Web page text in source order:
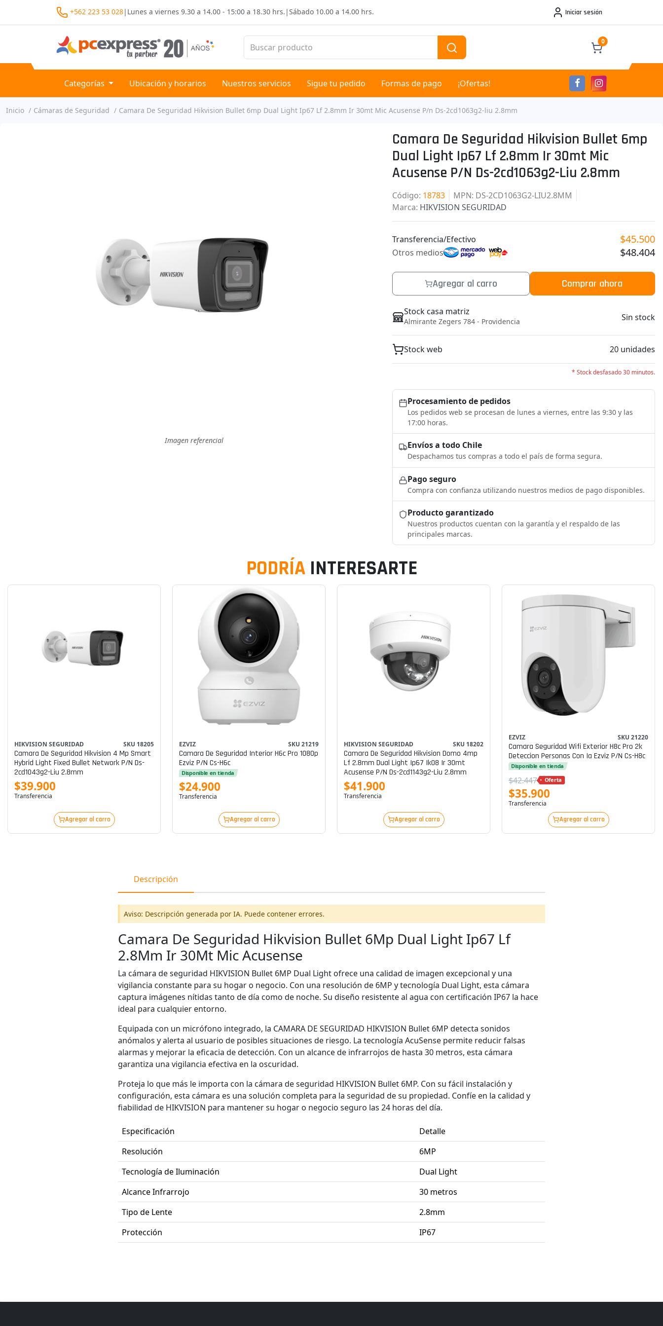
+562 223 53 028| Lunes a viernes 9.30 a 14.00 - 15:00 a 18.30 hrs. |Sábado 10.00 a 14.00 hrs. Iniciar sesión
0
Categorías Ubicación y horarios Nuestros servicios Sigue tu pedido Formas de pago ¡Ofertas!
Inicio Cámaras de Seguridad Camara De Seguridad Hikvision Bullet 6mp Dual Light Ip67 Lf 2.8mm Ir 30mt Mic Acusense P/n Ds-2cd1063g2-liu 2.8mm
Imagen referencial
Camara De Seguridad Hikvision Bullet 6mp
Dual Light Ip67 Lf 2.8mm Ir 30mt Mic
Acusense P/n Ds-2cd1063g2-Liu 2.8mm
Código: 18783 MPN: DS-2CD1063G2-LIU2.8MM
Marca: HIKVISION SEGURIDAD
Transferencia/Efectivo $45.500
Otros medios $48.404
Agregar al carro Comprar ahora
Stock casa matriz
Almirante Zegers 784 - Providencia Sin stock
Stock web 20 unidades
* Stock desfasado 30 minutos.
Procesamiento de pedidos
Los pedidos web se procesan de lunes a viernes, entre las 9:30 y las
17:00 horas.
Envíos a todo Chile
Despachamos tus compras a todo el país de forma segura.
Pago seguro
Compra con confianza utilizando nuestros medios de pago disponibles.
Producto garantizado
Nuestros productos cuentan con la garantía y el respaldo de las
principales marcas.
PODRÍAINTERESARTE
HIKVISION SEGURIDAD SKU 18205
Camara De Seguridad Hikvision 4 Mp Smart
Hybrid Light Fixed Bullet Network P/n Ds-
2cd1043g2-Liu 2.8mm
$39.900
Transferencia
Agregar al carro
EZVIZ SKU 21219
Camara De Seguridad Interior H6c Pro 1080p
Ezviz P/n Cs-H6c
Disponible en tienda
$24.900
Transferencia
Agregar al carro
HIKVISION SEGURIDAD SKU 18202
Camara De Seguridad Hikvision Domo 4mp
Lf 2.8mm Dual Light Ip67 Ik08 Ir 30mt
Acusense P/n Ds-2cd1143g2-Liu 2.8mm
$41.900
Transferencia
Agregar al carro
EZVIZ SKU 21220
Camara Seguridad Wifi Exterior H8c Pro 2k
Deteccion Personas Con Ia Ezviz P/n Cs-H8c
Disponible en tienda
$42.447 Oferta
$35.900
Transferencia
Agregar al carro
Descripción
Aviso: Descripción generada por IA. Puede contener errores.
Camara De Seguridad Hikvision Bullet 6Mp Dual Light Ip67 Lf
2.8Mm Ir 30Mt Mic Acusense
La cámara de seguridad HIKVISION Bullet 6MP Dual Light ofrece una calidad de imagen excepcional y una
vigilancia constante para su hogar o negocio. Con una resolución de 6MP y tecnología Dual Light, esta cámara
captura imágenes nítidas tanto de día como de noche. Su diseño resistente al agua con certificación IP67 la hace
ideal para cualquier entorno.
Equipada con un micrófono integrado, la CAMARA DE SEGURIDAD HIKVISION Bullet 6MP detecta sonidos
anómalos y alerta al usuario de posibles situaciones de riesgo. La tecnología AcuSense permite reducir falsas
alarmas y mejorar la eficacia de detección. Con un alcance de infrarrojos de hasta 30 metros, esta cámara
garantiza una vigilancia efectiva en la oscuridad.
Proteja lo que más le importa con la cámara de seguridad HIKVISION Bullet 6MP. Con su fácil instalación y
configuración, esta cámara es una solución completa para la seguridad de su propiedad. Confíe en la calidad y
fiabilidad de HIKVISION para mantener su hogar o negocio seguro las 24 horas del día.
Especificación
Detalle
Resolución
6MP
Tecnología de Iluminación
Dual Light
Alcance Infrarrojo
30 metros
Tipo de Lente
2.8mm
Protección
IP67